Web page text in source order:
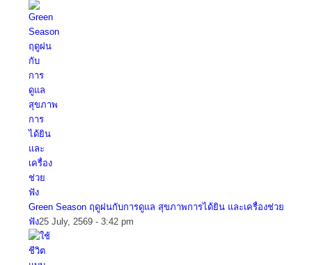
Green Season ฤดูฝนกับการดูแล สุขภาพการได้ยิน และเครื่องช่วย
ฟัง25 July, 2569 - 3:42 pm